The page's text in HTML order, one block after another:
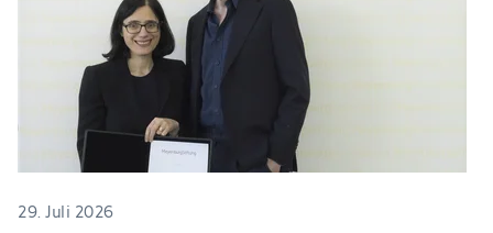
29. Juli 2026